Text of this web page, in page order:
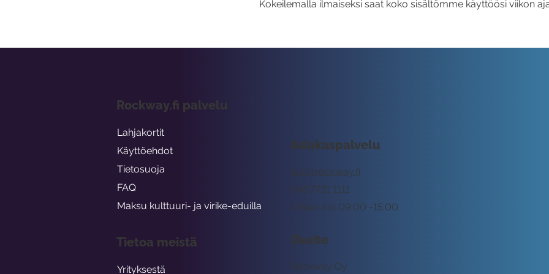
Kokeilemalla ilmaiseksi saat koko sisältömme käyttöösi viikon
Asiakaspalvelu
tuki@rockway.fi
Arkisin klo 09:00 -15:00
045 7731 1111
Osoite
Rockway Oy
Rockway.fi palvelu
Lahjakortit
Käyttöehdot
Tietosuoja
FAQ
Maksu kulttuuri- ja virike-eduilla
Tietoa meistä
Yrityksestä